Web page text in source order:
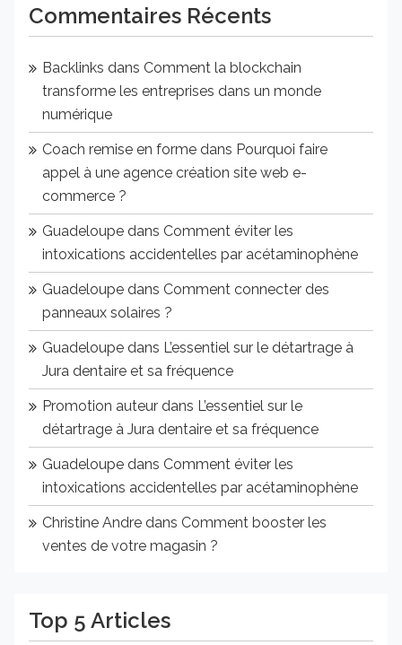
Commentaires Récents
Backlinks dans Comment la blockchain
transforme les entreprises dans un monde
numérique
Coach remise en forme dans Pourquoi faire
appel à une agence création site web e-
commerce ?
Guadeloupe dans Comment éviter les
intoxications accidentelles par acétaminophène
Guadeloupe dans Comment connecter des
panneaux solaires ?
Guadeloupe dans L’essentiel sur le détartrage à
Jura dentaire et sa fréquence
Promotion auteur dans L’essentiel sur le
détartrage à Jura dentaire et sa fréquence
Guadeloupe dans Comment éviter les
intoxications accidentelles par acétaminophène
Christine Andre dans Comment booster les
ventes de votre magasin ?
Top 5 Articles